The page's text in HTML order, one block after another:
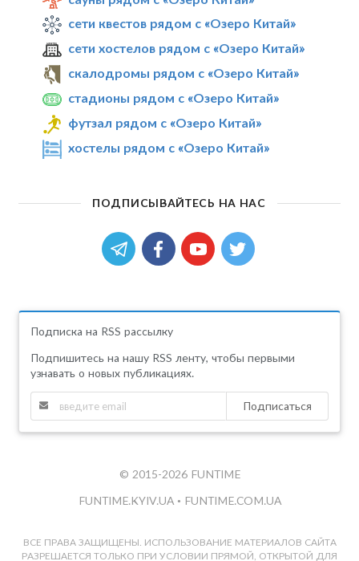
сети квестов рядом с «Озеро Китай»
сети хостелов рядом с «Озеро Китай»
скалодромы рядом с «Озеро Китай»
стадионы рядом с «Озеро Китай»
футзал рядом с «Озеро Китай»
хостелы рядом с «Озеро Китай»
ПОДПИСЫВАЙТЕСЬ НА НАС
Подписка на RSS рассылку
Подпишитесь на нашу RSS ленту, чтобы первыми
узнавать о новых публикациях.
Подписаться
© 2015-2026 FUNTIME
FUNTIME.KYIV.UA • FUNTIME.COM.UA
ВСЕ ПРАВА ЗАЩИЩЕНЫ. ИСПОЛЬЗОВАНИЕ МАТЕРИАЛОВ САЙТА
РАЗРЕШАЕТСЯ ТОЛЬКО ПРИ УСЛОВИИ ПРЯМОЙ, ОТКРЫТОЙ ДЛЯ